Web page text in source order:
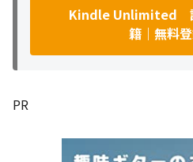
Kindle Unlimited
籍｜無料
PR